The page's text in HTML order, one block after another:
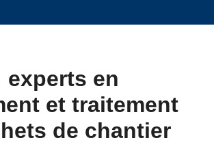
experts en
et traitement
de chantier